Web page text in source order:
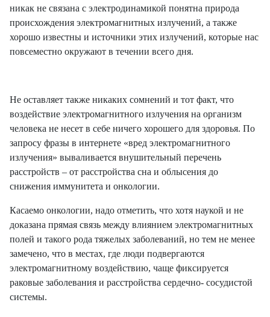
никак не связана с электродинамикой понятна природа
происхождения электромагнитных излучений, а также
хорошо известны и источники этих излучений, которые нас
повсеместно окружают в течении всего дня.
Не оставляет также никаких сомнений и тот факт, что
воздействие электромагнитного излучения на организм
человека не несет в себе ничего хорошего для здоровья. По
запросу фразы в интернете «вред электромагнитного
излучения» вываливается внушительный перечень
расстройств – от расстройства сна и облысения до
снижения иммунитета и онкологии.
Касаемо онкологии, надо отметить, что хотя наукой и не
доказана прямая связь между влиянием электромагнитных
полей и такого рода тяжелых заболеваний, но тем не менее
замечено, что в местах, где люди подвергаются
электромагнитному воздействию, чаще фиксируется
раковые заболевания и расстройства сердечно- сосудистой
системы.